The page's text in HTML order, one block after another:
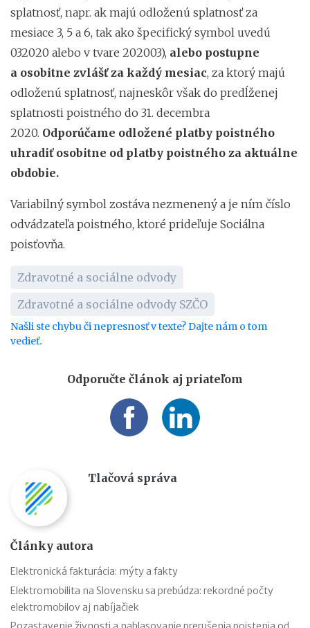
splatnosť, napr. ak majú odloženú splatnosť za
mesiace 3, 5 a 6, tak ako špecifický symbol uvedú
032020 alebo v tvare 202003), alebo postupne
a osobitne zvlášť za každý mesiac, za ktorý majú
odloženú splatnosť, najneskôr však do predĺženej
splatnosti poistného do 31. decembra
2020. Odporúčame odložené platby poistného
uhradiť osobitne od platby poistného za aktuálne
obdobie.
Variabilný symbol zostáva nezmenený a je ním číslo
odvádzateľa poistného, ktoré prideľuje Sociálna
poisťovňa.
Zdravotné a sociálne odvody
Zdravotné a sociálne odvody SZČO
Našli ste chybu či nepresnosť v texte? Dajte nám o tom
vedieť.
Odporučte článok aj priateľom
Tlačová správa
Články autora
Elektronická fakturácia: mýty a fakty
Elektromobilita na Slovensku sa prebúdza: rekordné počty
elektromobilov aj nabíjačiek